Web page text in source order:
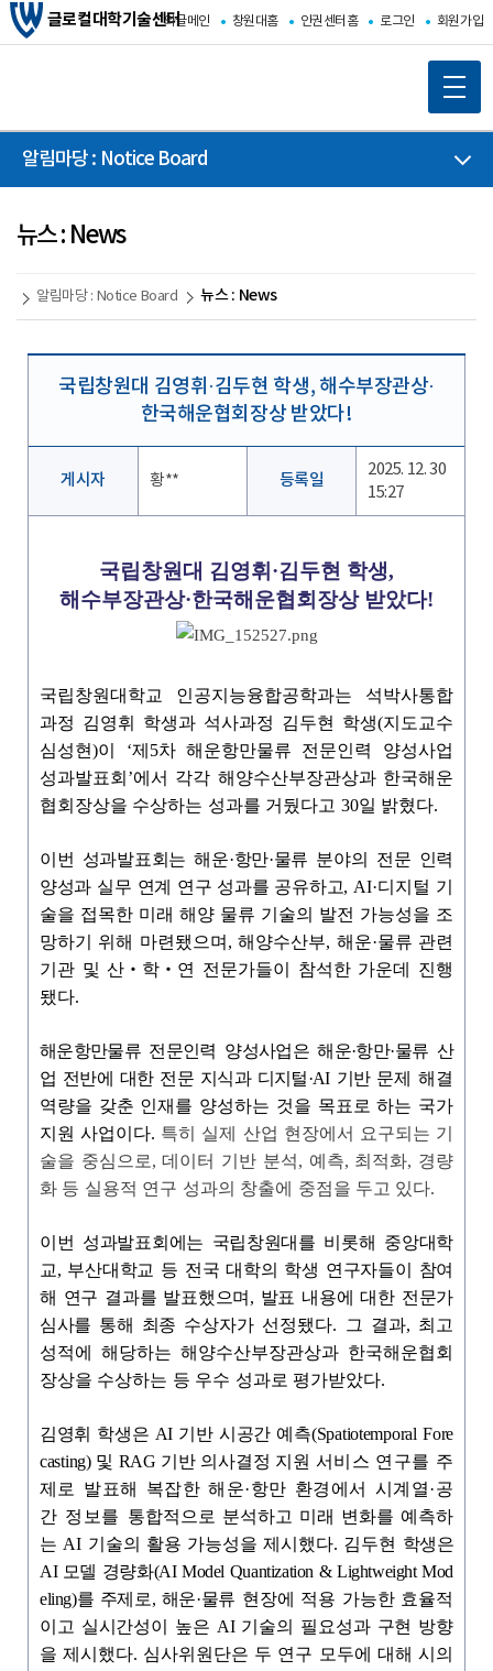
글로컬대학기술센터와글메인 창원대홈 인권센터홈 로그인 회원가입
알림마당 : Notice Board
뉴스 : News
알림마당 : Notice Board 뉴스 : News
국립창원대 김영휘·김두현 학생, 해수부장관상·
한국해운협회장상 받았다!
게시자 황** 등록일
2025. 12. 30
15:27
국립창원대 김영휘 ·김두현 학생,
해수부장관상·한국해운협회장상 받았다!
국립창원대학교 인공지능융합공학과는 석박사통합
과정 김영휘 학생과 석사과정 김두현 학생(지도교수
심성현)이 ‘제 5차 해운항만물류 전문인력 양성사업
성과발표회 ’에서 각각 해양수산부장관상과 한국해운
협회장상을 수상하는 성과를 거뒀다고 30일 밝혔다.
이번 성과발표회는 해운·항만·물류 분야의 전문 인력
양성과 실무 연계 연구 성과를 공유하고, AI·디지털 기
술을 접목한 미래 해양 물류 기술의 발전 가능성을 조
망하기 위해 마련됐으며 ,해양수산부, 해운·물류 관련
기관 및 산 ‧ 학 ‧ 연 전문가들이 참석한 가운데 진행
됐다.
해운항만물류 전문인력 양성사업은 해운·항만·물류 산
업 전반에 대한 전문 지식과 디지털·AI 기반 문제 해결
역량을 갖춘 인재를 양성하는 것을 목표로 하는 국가
지원 사업이다. 특히 실제 산업 현장에서 요구되는 기
술을 중심으로,데이터 기반 분석, 예측, 최적화, 경량
화 등 실용적 연구 성과의 창출에 중점을 두고 있다.
이번 성과발표회에는 국립창원대를 비롯해 중앙대학
교, 부산대학교 등 전국 대학의 학생 연구자들이 참여
해 연구 결과를 발표했으며 , 발표 내용에 대한 전문가
심사를 통해 최종 수상자가 선정됐다. 그 결과, 최고
성적에 해당하는 해양수산부장관상과 한국해운협회
장상을 수상하는 등 우수 성과로 평가받았다.
김영휘 학생은 AI 기반 시공간 예측(Spatiotemporal Fore
casting) 및 RAG 기반 의사결정 지원 서 비스 연구를 주
제로 발표해 복잡한 해운·항만 환경에서 시계열·공
간 정보를 통합적으로 분석하고 미래 변화를 예측하
는 AI 기술의 활용 가능성을 제시했다. 김두현 학생은
AI 모델 경량화(AI Model Quantization & Lightweight Mod
eling)를 주제로, 해운·물류 현장에 적용 가능한 효율적
이고 실시간성이 높은 AI 기술의 필요성과 구현 방향
을 제시했다. 심사위원단은 두 연구 모두에 대해 시의